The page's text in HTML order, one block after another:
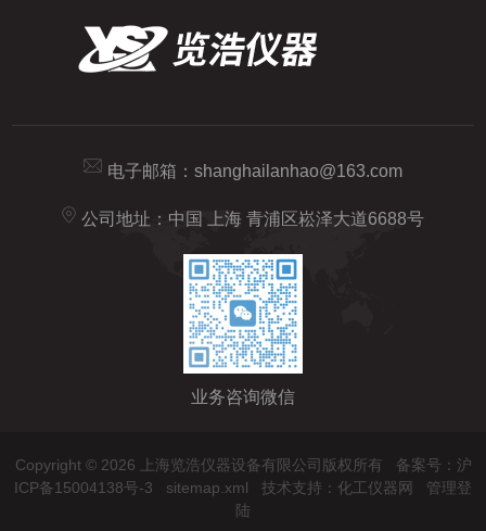
电子邮箱： shanghailanhao@163.com
公司地址：中国 上海 青浦区崧泽大道6688号
业务咨询微信
Copyright © 2026 上海览浩仪器设备有限公司版权所有 备案号：沪
ICP备15004138号-3
sitemap.xml 技术支持： 化工仪器网
管理登
陆